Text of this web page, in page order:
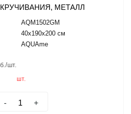
МЕТАЛЛ
AQM1502GM
40х190х200 см
AQUAme
шт.
шт.
- +